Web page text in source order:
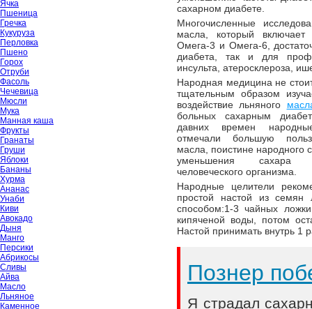
Ячка
Пшеница
Гречка
Кукуруза
Перловка
Пшено
Горох
Отруби
Фасоль
Чечевица
Мюсли
Мука
Манная каша
Фрукты
Гранаты
Груши
Яблоки
Бананы
Хурма
Ананас
Унаби
Киви
Авокадо
Дыня
Манго
Персики
Абрикосы
Сливы
Айва
Масло
Льняное
Каменное
сахарном диабете.
Многочисленные
масла, который
Омега-3 и Омега-6,
диабета, так и для
инсульта, атеросклероза,
Народная медицина не
тщательным образом
воздействие льняного
больных сахарным
давних времен
отмечали большую
масла, поистине народного
уменьшения
человеческого организма.
Народные целители
простой настой из семян
способом:1-3 чайных
кипяченой воды, потом
Настой принимать внутрь 1
Познер
Я страдал